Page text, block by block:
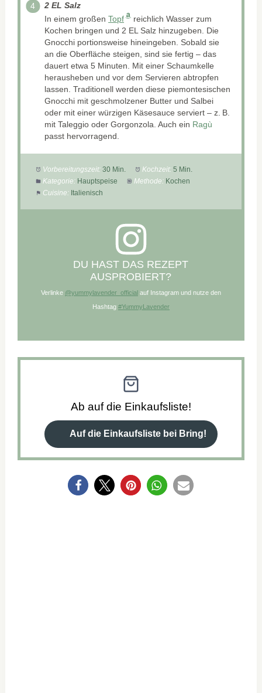
2 EL Salz
In einem großenTopf
reichlich Wasser zum
Kochen bringen und 2 EL Salz hinzugeben. Die
Gnocchi portionsweise hineingeben. Sobald sie
an die Oberfläche steigen, sind sie fertig – das
dauert etwa 5 Minuten. Mit einer Schaumkelle
herausheben und vor dem Servieren abtropfen
lassen. Traditionell werden diese piemontesischen
Gnocchi mit geschmolzener Butter und Salbei
oder mit einer würzigen Käsesauce serviert – z. B.
mit Taleggio oder Gorgonzola. Auch ein Ragù
passt hervorragend.
Vorbereitungszeit: 30 Min. Kochzeit: 5 Min.
Kategorie: Hauptspeise Methode: Kochen
Cuisine: Italienisch
DU HAST DAS REZEPT
AUSPROBIERT?
Verlinke @yummylavender_officialauf Instagram und nutze den
Hashtag #YummyLavender
Ab auf die Einkaufsliste!
Auf die Einkaufsliste bei Bring!
0